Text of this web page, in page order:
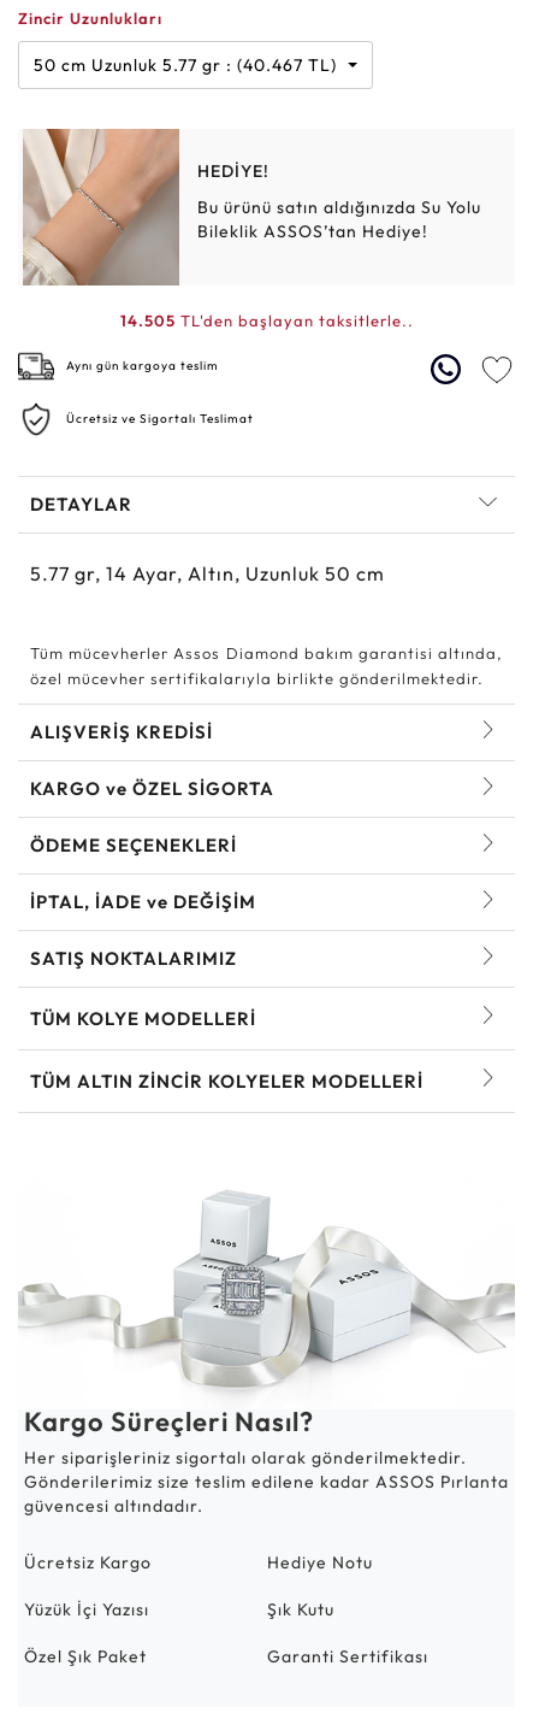
Zincir Uzunlukları
50 cm Uzunluk 5.77 gr : (40.467 TL)
HEDİYE!
Bu ürünü satın aldığınızda Su Yolu
Bileklik ASSOS’tan Hediye!
14.505 TL'den başlayan taksitlerle..
Aynı gün kargoya teslim
Ücretsiz ve Sigortalı Teslimat
DETAYLAR
5.77 gr, 14 Ayar, Altın, Uzunluk 50 cm
Tüm mücevherler Assos Diamond bakım garantisi altında,
özel mücevher sertifikalarıyla birlikte gönderilmektedir.
ALIŞVERİŞ KREDİSİ
KARGO ve ÖZEL SİGORTA
ÖDEME SEÇENEKLERİ
İPTAL, İADE ve DEĞİŞİM
SATIŞ NOKTALARIMIZ
TÜM KOLYE MODELLERI
TÜM ALTIN ZINCIR KOLYELER MODELLERI
Kargo Süreçleri Nasıl?
Her siparişleriniz sigortalı olarak gönderilmektedir.
Gönderilerimiz size teslim edilene kadar ASSOS Pırlanta
güvencesi altındadır.
Ücretsiz Kargo Hediye Notu
Yüzük İçi Yazısı Şık Kutu
Özel Şık Paket Garanti Sertifikası